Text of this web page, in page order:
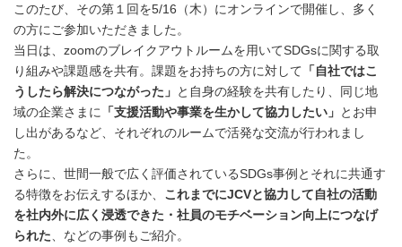
このたび、その第１回を5/16（木）にオンラインで開催し、多く
の方にご参加いただきました。
当日は、zoomのブレイクアウトルームを用いてSDGsに関する取
り組みや課題感を共有。課題をお持ちの方に対して 「自社ではこ
うしたら解決につながった」 と自身の経験を共有したり、同じ地
域の企業さまに
「支援活動や事業を生かして協力したい」 とお申
し出があるなど、それぞれのルームで活発な交流が行われまし
た。
さらに、世間一般で広く評価されているSDGs事例とそれに共通す
る特徴をお伝えするほか、 これまでにJCVと協力して自社の活動
を社内外に広く浸透できた・社員のモチベーション向上につなげ
られた 、などの事例もご紹介。